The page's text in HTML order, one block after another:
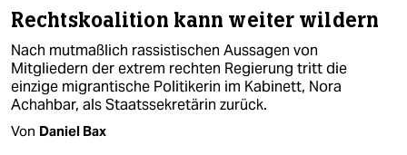
Rechtskoalition kann weiter wildern
Nach mutmaßlich rassistischen Aussagen von
Mitgliedern der extrem rechten Regierung tritt die
einzige migrantische Politikerin im Kabinett, Nora
Achahbar, als Staatssekretärin zurück.
Von Daniel Bax